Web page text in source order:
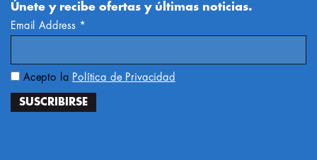
Únete y recibe ofertas y últimas noticias.
Email Address *
Acepto la Política de Privacidad